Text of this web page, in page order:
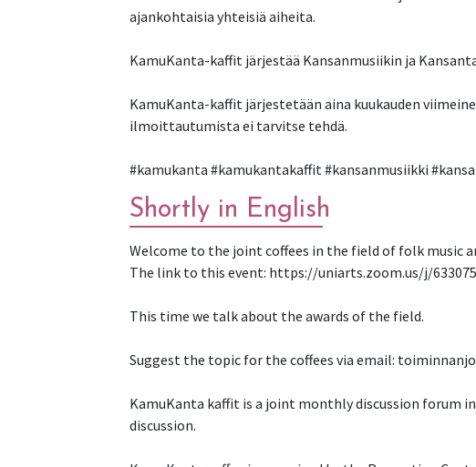
ajankohtaisia yhteisiä aiheita.
KamuKanta-kaffit järjestää Kansanmusiikin ja
KamuKanta-kaffit järjestetään aina kuukauden
ilmoittautumista ei tarvitse tehdä.
#kamukanta #kamukantakaffit #kansanmusiikki
Shortly in English
Welcome to the joint coffees in the field of folk music
The link to this event: https://uniarts.zoom.us/j/
This time we talk about the awards of the field.
Suggest the topic for the coffees via email:
KamuKanta kaffit is a joint monthly discussion forum
discussion.